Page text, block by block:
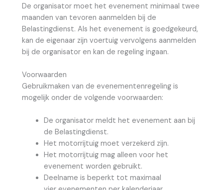
De organisator moet het evenement minimaal twee
maanden van tevoren aanmelden bij de
Belastingdienst. Als het evenement is goedgekeurd,
kan de eigenaar zijn voertuig vervolgens aanmelden
bij de organisator en kan de regeling ingaan.
Voorwaarden
Gebruikmaken van de evenementenregeling is
mogelijk onder de volgende voorwaarden:
De organisator meldt het evenement aan bij
de Belastingdienst.
Het motorrijtuig moet verzekerd zijn.
Het motorrijtuig mag alleen voor het
evenement worden gebruikt.
Deelname is beperkt tot maximaal